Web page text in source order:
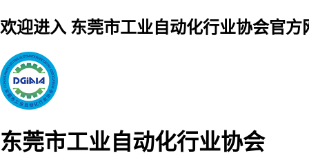
欢迎进入 东莞市工业自动化行业协会官方
东莞市工业自动化行业协会